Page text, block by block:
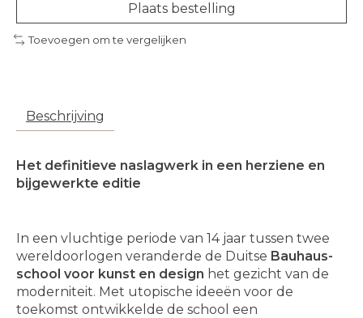
Plaats bestelling
Toevoegen om te vergelijken
Beschrijving
Het definitieve naslagwerk in een herziene en
bijgewerkte editie
In een vluchtige periode van 14 jaar tussen twee
wereldoorlogen veranderde de Duitse Bauhaus-
school voor kunst en design het gezicht van de
moderniteit. Met utopische ideeën voor de
toekomst ontwikkelde de school een